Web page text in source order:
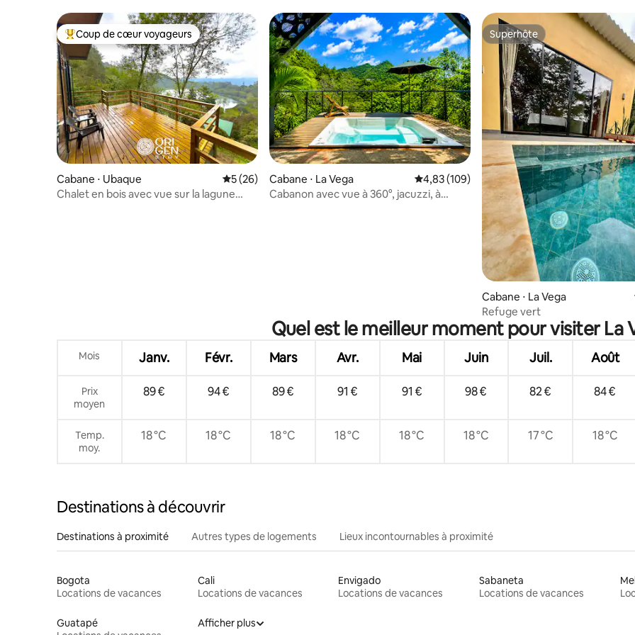
Coups de cœur voyageurs les plus appréciés
Coup de cœur voyageurs
Cabane ⋅ Ubaque Évaluation moyenne sur la base de 26 commentaires : 5 sur 5
5 (26)
Chalet en bois avec vue sur la lagune
Cabane ⋅ La Vega Évaluation moyenne sur la base de 109
4,83 (109)
Cabanon avec vue à 360°, jacuzzi, à
Superhôte
Superhôte
Cabane ⋅ La Vega
Refuge vert
Quel est le meilleur moment pour visiter La
Mois Janv. Févr. Mars Avr. Mai Juin Juil. Août
Prix
moyen
89 € 94 € 89 € 91 € 91 € 98 € 82 € 84 €
Temp.
moy.
18 °C 18 °C 18 °C 18 °C 18 °C 18 °C 17 °C 18 °C
Destinations à découvrir
Destinations à proximité Autres types de logements Lieux incontournables à proximité
Bogota
Locations de vacances
Cali
Locations de vacances
Envigado
Locations de vacances
Sabaneta
Locations de vacances
Guatapé
Afficher plus